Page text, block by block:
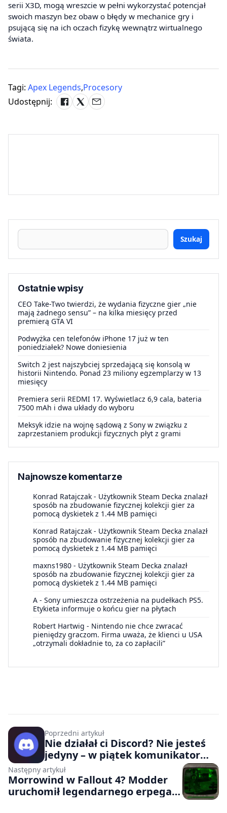
serii X3D, mogą wreszcie w pełni wykorzystać potencjał
swoich maszyn bez obaw o błędy w mechanice gry i
psującą się na ich oczach fizykę wewnątrz wirtualnego
świata.
Tagi: Apex Legends,Procesory
Udostępnij:
Szukaj
Ostatnie wpisy
CEO Take-Two twierdzi, że wydania fizyczne gier „nie
mają żadnego sensu” – na kilka miesięcy przed
premierą GTA VI
Podwyżka cen telefonów iPhone 17 już w ten
poniedziałek? Nowe doniesienia
Switch 2 jest najszybciej sprzedającą się konsolą w
historii Nintendo. Ponad 23 miliony egzemplarzy w 13
miesięcy
Premiera serii REDMI 17. Wyświetlacz 6,9 cala, bateria
7500 mAh i dwa układy do wyboru
Meksyk idzie na wojnę sądową z Sony w związku z
zaprzestaniem produkcji fizycznych płyt z grami
Najnowsze komentarze
Konrad Ratajczak - Użytkownik Steam Decka znalazł
sposób na zbudowanie fizycznej kolekcji gier za
pomocą dyskietek z 1.44 MB pamięci
Konrad Ratajczak - Użytkownik Steam Decka znalazł
sposób na zbudowanie fizycznej kolekcji gier za
pomocą dyskietek z 1.44 MB pamięci
maxns1980 - Użytkownik Steam Decka znalazł
sposób na zbudowanie fizycznej kolekcji gier za
pomocą dyskietek z 1.44 MB pamięci
A - Sony umieszcza ostrzeżenia na pudełkach PS5.
Etykieta informuje o końcu gier na płytach
Robert Hartwig - Nintendo nie chce zwracać
pieniędzy graczom. Firma uważa, że klienci u USA
„otrzymali dokładnie to, za co zapłacili”
Poprzedni artykuł
Nie działał ci Discord? Nie jesteś
jedyny – w piątek komunikator
borykał się z problemami
Następny artykuł
Morrowind w Fallout 4? Modder
uruchomił legendarnego erpega